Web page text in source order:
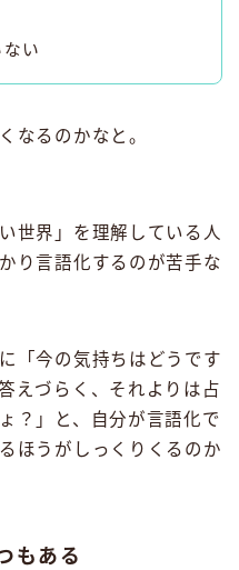
い
なるのかなと。
世界」を理解している人
り言語化するのが苦手な
「今の気持ちはどうです
えづらく、それよりは占
？」と、自分が言語化で
ほうがしっくりくるのか
もある